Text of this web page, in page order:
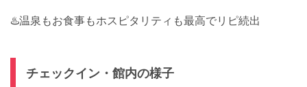
♨️温泉もお食事もホスピタリティも最高でリピ続出
チェックイン・館内の様子